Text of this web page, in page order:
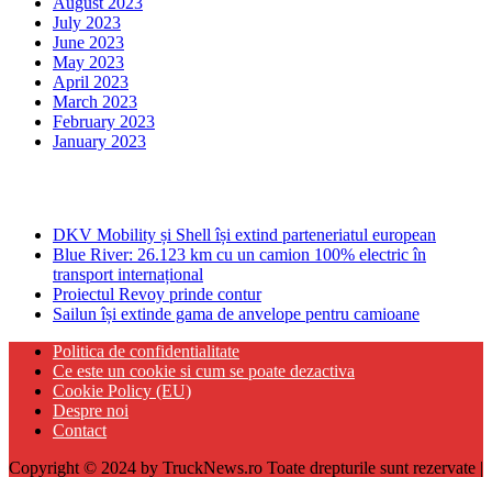
July 2023
June 2023
May 2023
April 2023
March 2023
February 2023
January 2023
DKV Mobility și Shell își extind parteneriatul european
Blue River: 26.123 km cu un camion 100% electric în
transport internațional
Proiectul Revoy prinde contur
Sailun își extinde gama de anvelope pentru camioane
Politica de confidentialitate
Ce este un cookie si cum se poate dezactiva
Cookie Policy (EU)
Despre noi
Contact
Copyright © 2024 by TruckNews.ro Toate drepturile sunt rezervate |